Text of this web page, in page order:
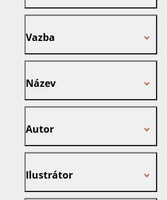
Vazba
Název
Autor
Ilustrátor